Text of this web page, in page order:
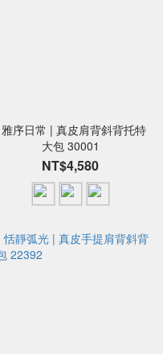
序日常 | 真皮肩背斜背托特
大包 30001
NT$4,580